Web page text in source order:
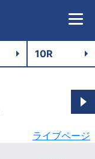
ライブページ